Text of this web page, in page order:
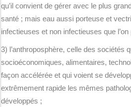
qu’il convient de gérer avec le plus
santé ; mais eau aussi porteuse et
infectieuses et non infectieuses que
3) l’anthroposphère, celle des sociétés
socioéconomiques, alimentaires,
façon accélérée et qui voient se
extrêmement rapide les mêmes
développés ;